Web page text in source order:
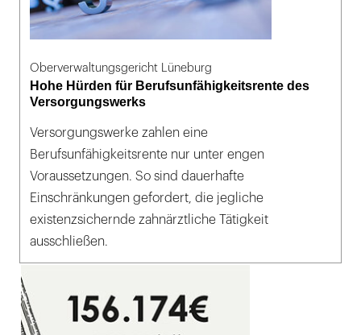
Oberverwaltungsgericht Lüneburg
Hohe Hürden für Berufsunfähigkeitsrente des
Versorgungswerks
Versorgungswerke zahlen eine
Berufsunfähigkeitsrente nur unter engen
Voraussetzungen. So sind dauerhafte
Einschränkungen gefordert, die jegliche
existenzsichernde zahnärztliche Tätigkeit
ausschließen.